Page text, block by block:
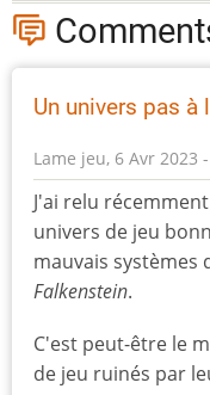
Un univers pas à
Lame jeu, 6 Avr 2023
J'ai relu récemment
univers de jeu
mauvais systèmes
Falkenstein.
C'est peut-être le
de jeu ruinés par